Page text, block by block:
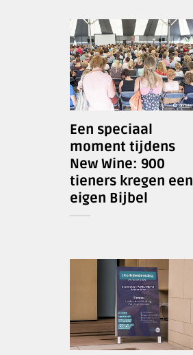
Een speciaal
moment tijdens
New Wine: 900
tieners kregen een
eigen Bijbel